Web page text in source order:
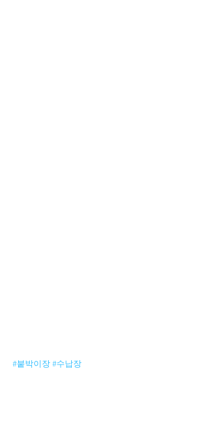
#붙박이장 #수납장